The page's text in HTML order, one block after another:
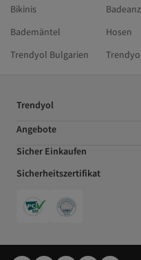
Bikinis
Bademäntel
Hosen
Trendyol Bulgarien
Trendyol
Angebote
Sicher Einkaufen
Sicherheitszertifikat